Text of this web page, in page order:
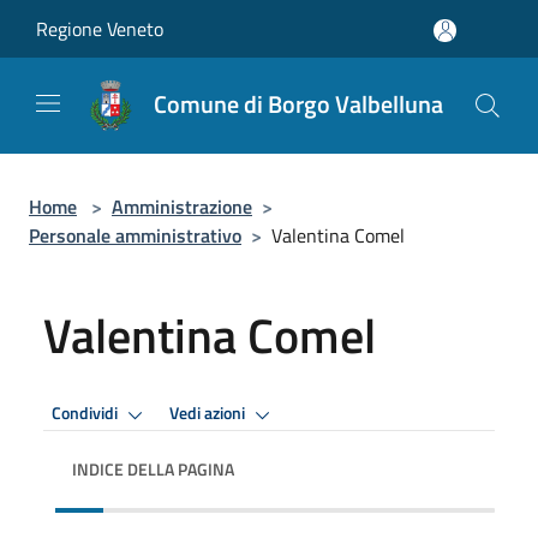
Regione Veneto
Comune di Borgo Valbelluna
Home > Amministrazione >
Personale amministrativo > Valentina Comel
Valentina Comel
Condividi Vedi azioni
INDICE DELLA PAGINA